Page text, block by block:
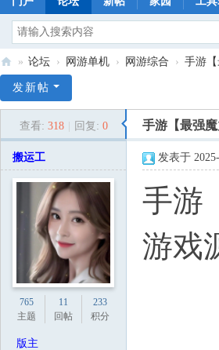
1
» 论坛 › 网游单机 › 网游综合 › 手游
发新帖
查看: 318 回复: 0 手游【最强
搬运工
765
主题
11
回帖
233
积分
版主
发表于
手游
游戏